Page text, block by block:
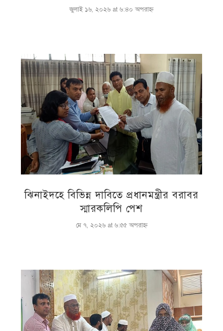
জুলাই ১৬, ২০২৬ at ৬:৪০ অপরাহ্ণ
ঝিনাইদহে বিভিন্ন দাবিতে প্রধানমন্ত্রীর বরাবর
স্মারকলিপি পেশ
মে ৭, ২০২৬ at ৬:৫৫ অপরাহ্ণ